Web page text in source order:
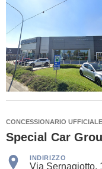
CONCESSIONARIO UFFICIALE
Special Car
INDIRIZZO
Via Sernagiotto,